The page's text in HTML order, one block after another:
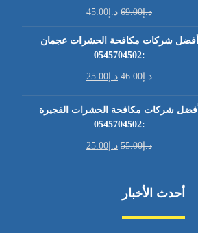
د.إ69.00 د.إ 45.00
أفضل شركات مكافحة الحشرات عجمان
:0545704502
د.إ46.00 د.إ 25.00
أفضل شركات مكافحة الحشرات الفجيرة
:0545704502
د.إ55.00 د.إ 25.00
أحدث الأخبار